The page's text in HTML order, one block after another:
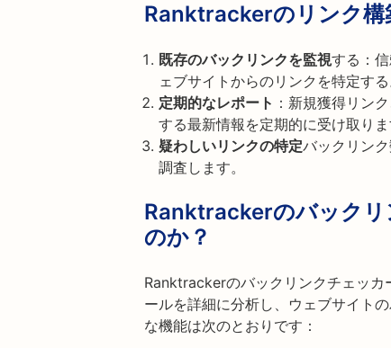
Ranktrackerのリンク構
既存のバックリンクを監視する：
ェブサイトからのリンクを特定する
定期的なレポート ：新規獲得リン
する最新情報を定期的に受け取りま
疑わしいリンクの特定バックリン
調査します。
Ranktrackerのバックリ
のか？
Ranktrackerのバックリンクチェッカ
ールを詳細に分析し、ウェブサイト
な機能は次のとおりです：